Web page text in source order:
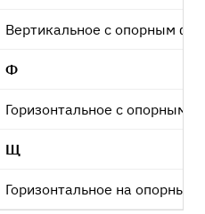
Вертикальное с опорным
Ф
Горизонтальное с опорным
Щ
Горизонтальное на опорных